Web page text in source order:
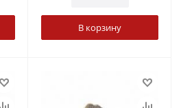
В корзину